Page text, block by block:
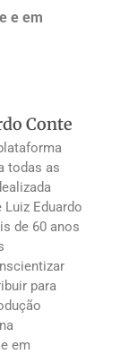
e em
Conte
todas as
Eduardo
de 60 anos
para
em